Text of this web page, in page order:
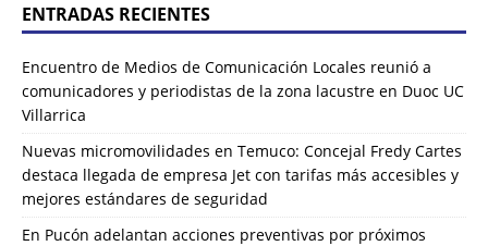
ENTRADAS RECIENTES
Encuentro de Medios de Comunicación Locales reunió a
comunicadores y periodistas de la zona lacustre en Duoc UC
Villarrica
Nuevas micromovilidades en Temuco: Concejal Fredy Cartes
destaca llegada de empresa Jet con tarifas más accesibles y
mejores estándares de seguridad
En Pucón adelantan acciones preventivas por próximos